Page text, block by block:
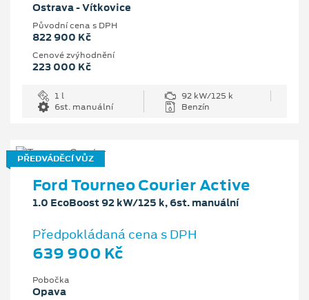
Ostrava - Vítkovice
Původní cena s DPH
822 900 Kč
Cenové zvýhodnění
223 000 Kč
1 l
92 kW/125 k
6st. manuální
Benzín
PŘEDVÁDĚCÍ VŮZ
Ford Tourneo Courier Active
1.0 EcoBoost 92 kW/125 k, 6st. manuální
Předpokládaná cena s DPH
639 900 Kč
Pobočka
Opava